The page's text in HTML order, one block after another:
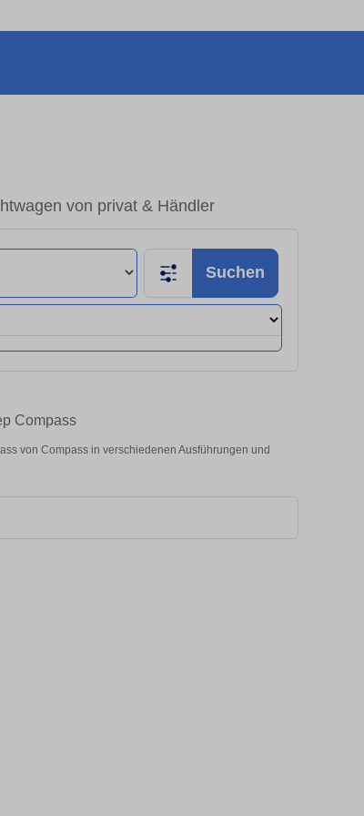
von privat & Händler
Suchen
Compass
von Compass in verschiedenen Ausführungen und